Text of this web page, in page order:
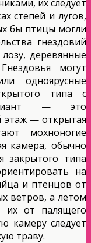
их следует
степей и лугов,
бы птицы могли
гнездовий
деревянные
могут
одноярусные
типа с
— это
этаж — открытая
мохноногие
камера, обычно
закрытого типа
на
и птенцов от
ветров, а летом
их от палящего
камеру следует
траву.